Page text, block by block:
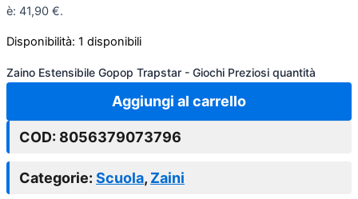
è: 41,90 €.
Disponibilità: 1 disponibili
Zaino Estensibile Gopop Trapstar - Giochi Preziosi quantità
Aggiungi al carrello
COD: 8056379073796
Categorie: Scuola, Zaini